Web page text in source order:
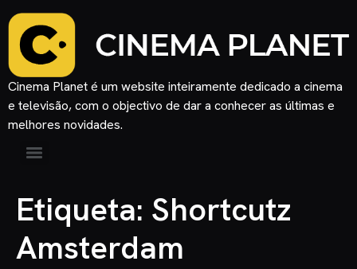
Cinema Planet é um website inteiramente dedicado a cinema
e televisão, com o objectivo de dar a conhecer as últimas e
melhores novidades.
Etiqueta: Shortcutz
Amsterdam